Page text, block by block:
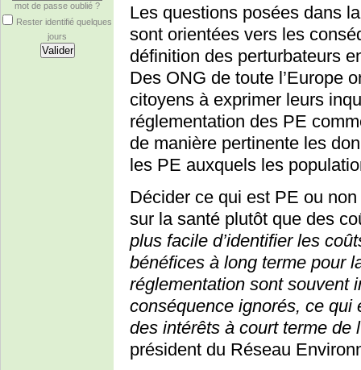
mot de passe oublié ?
Rester identifié quelques
jours
Les questions posées dans
sont orientées vers les
définition des perturbateurs
Des ONG de toute l’Europe
citoyens à exprimer leurs
réglementation des PE
de manière pertinente les
les PE auxquels les
Décider ce qui est PE ou
sur la santé plutôt que des
plus facile d’identifier les
bénéfices à long terme pour
réglementation sont souvent
conséquence ignorés, ce qui
des intérêts à court terme de
président du Réseau